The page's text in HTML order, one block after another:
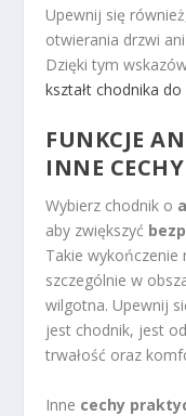
Upewnij się
otwierania drzwi
Dzięki tym
kształt chodnika
FUNKCJE
INNE
Wybierz chodnik o
aby zwiększyć
Takie wykończenie
szczególnie w
wilgotna. Upewnij
jest chodnik, jest
trwałość oraz
Inne cechy